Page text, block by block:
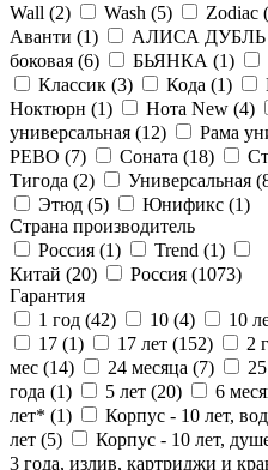
Wall (2) Wash (5) Zodiac (
Аванти (1) АЛИСА ДУБЛЬ
боковая (6) БЬЯНКА (1)
Классик (3) Кода (1)
Ноктюрн (1) Нота New (4)
универсальная (12) Рама
РЕВО (7) Соната (18)
Тигода (2) Универсальная (
Этюд (5) Юнификс (1)
Страна производитель
Россия (1) Trend (1)
Китай (20) Россия (1073)
Гарантия
1 год (42) 10 (4) 10
17 (1) 17 лет (152) 2
мес (14) 24 месяца (7)
года (1) 5 лет (20) 6
лет* (1)
Корпус - 10 лет,
лет (5)
Корпус - 10 лет,
3 года, излив, картриджи и